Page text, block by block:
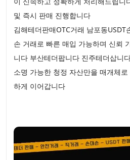
및 즉시 판매 진행합니다
김해테더판매OTC거래 남포동USDT
손 거래로 빠른 매입 가능하며 신뢰
니다 부산테더팝니다 진주테더삽니
소명 가능한 청정 자산만을 매개체
하게 이어갑니다